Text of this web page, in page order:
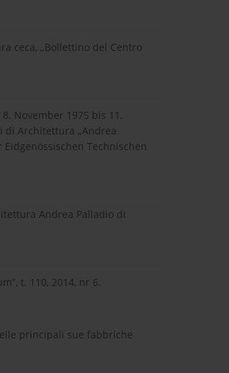
ceca, „Bollettino del Centro
November 1975 bis 11.
di Architettura „Andrea
Technischen
Andrea Palladio di
t. 110, 2014, nr 6.
principali sue fabbriche